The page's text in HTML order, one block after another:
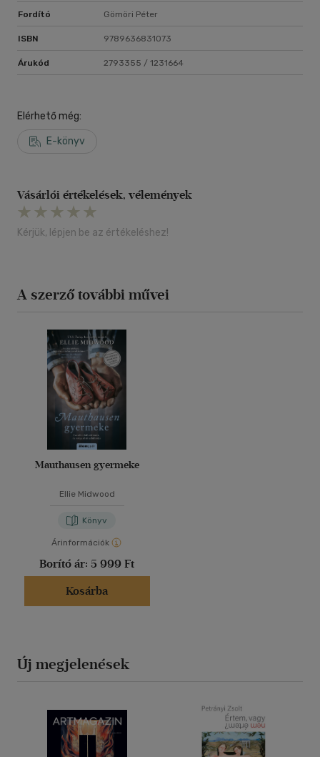
Fordító Gömöri Péter
ISBN 9789636831073
Árukód 2793355 / 1231664
Elérhető még:
E-könyv
Vásárlói értékelések, vélemények
Kérjük, lépjen be az értékeléshez!
A szerző további művei
Mauthausen gyermeke
Ellie Midwood
Könyv
Árinformációk
Borító ár: 5 999 Ft
Kosárba
Új megjelenések